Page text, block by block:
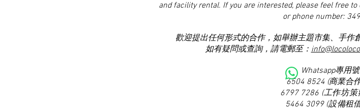
and facility rental. If you are interested, please feel free
or phone number:
歡迎提出任何形式的合作，如舉辦主題市集、手作
如有疑問或查詢，請電郵至：
Whatsapp專用
6504 8524 (商業合
6797 7286 (工作坊
5464 3099 (設備租